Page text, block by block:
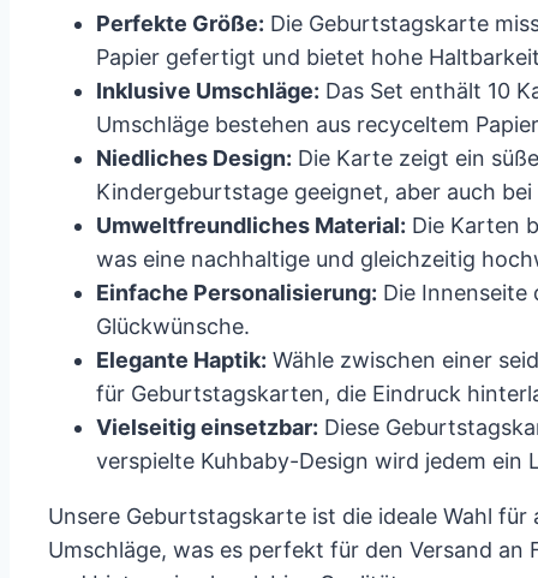
Perfekte Größe: Die Geburtstagskarte
Papier gefertigt und bietet hohe
Inklusive Umschläge: Das Set enthält 10
Umschläge bestehen aus recyceltem
Niedliches Design: Die Karte zeigt ein
Kindergeburtstage geeignet, aber auch
Umweltfreundliches Material: Die Karten
was eine nachhaltige und gleichzeitig
Einfache Personalisierung: Die
Glückwünsche.
Elegante Haptik: Wähle zwischen einer
für Geburtstagskarten, die Eindruck
Vielseitig einsetzbar: Diese
verspielte Kuhbaby-Design wird jedem ein
Unsere Geburtstagskarte ist die ideale Wahl
Umschläge, was es perfekt für den Versand